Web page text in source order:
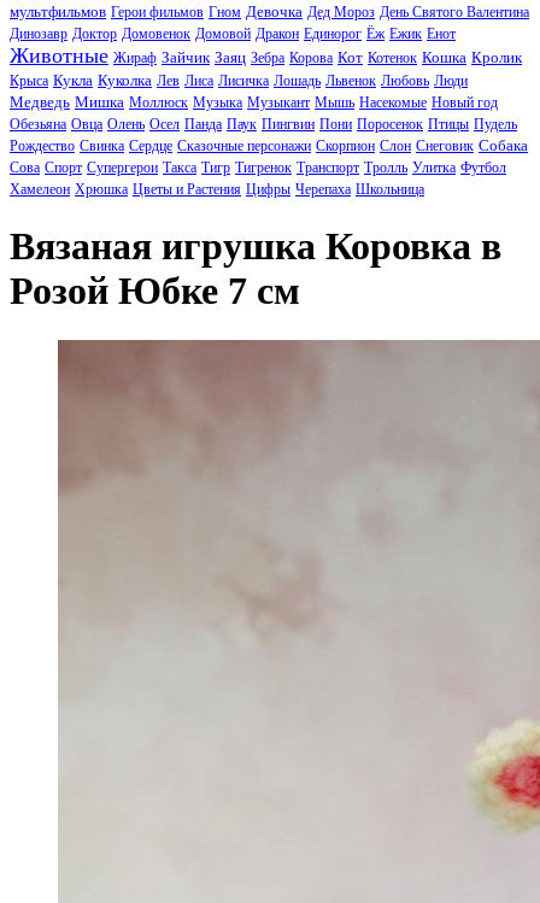
мультфильмов Герои фильмов Гном Девочка Дед Мороз День Святого Валентина
Динозавр Доктор Домовенок Домовой Дракон Единорог Ёж Ежик Енот
Животные Жираф Зайчик Заяц Зебра Корова Кот Котенок Кошка Кролик
Крыса Кукла Куколка Лев Лиса Лисичка Лошадь Львенок Любовь Люди
Медведь Мишка Моллюск Музыка Музыкант Мышь Насекомые Новый год
Обезьяна Овца Олень Осел Панда Паук Пингвин Пони Поросенок Птицы Пудель
Рождество Свинка Сердце Сказочные персонажи Скорпион Слон Снеговик Собака
Сова Спорт Супергерои Такса Тигр Тигренок Транспорт Тролль Улитка Футбол
Хамелеон Хрюшка Цветы и Растения Цифры Черепаха Школьница
Вязаная игрушка Коровка в
Розой Юбке 7 см